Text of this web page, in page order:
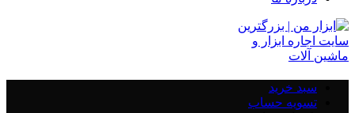
سبد خرید
تسویه حساب